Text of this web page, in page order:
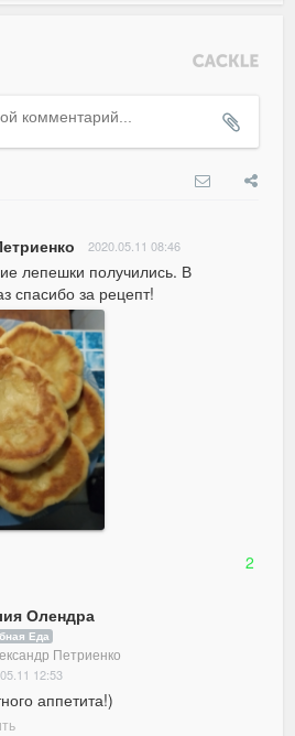
2020.05.11 08:46
лепешки получились. В
спасибо за рецепт!
2
Олендра
Еда
Петриенко
12:53
аппетита!)